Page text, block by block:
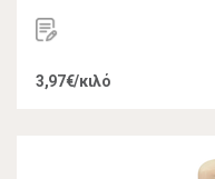
3,97€/κιλό